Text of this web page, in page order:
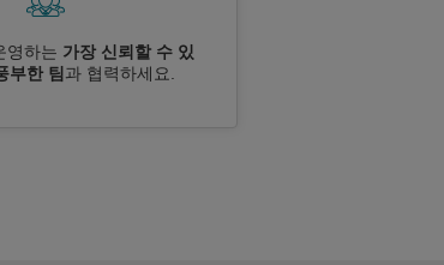
영하는 가장 신뢰할 수 있
부한 팀 과 협력하세요.